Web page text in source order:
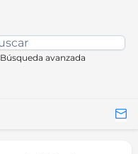
Búsqueda avanzada